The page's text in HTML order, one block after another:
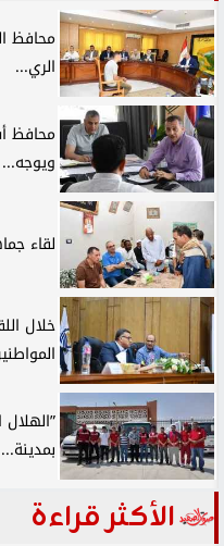
محافظ
الري...
ويوجه...
لقاء
خلال
”الهلال
بمدينة...
الأكثر قراءة